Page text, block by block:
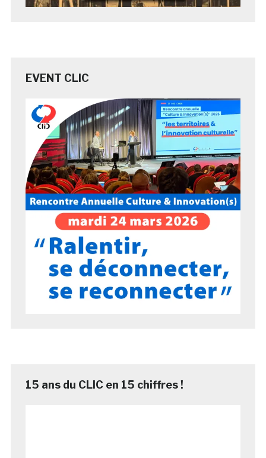
EVENT CLIC
15 ans du CLIC en 15 chiffres !